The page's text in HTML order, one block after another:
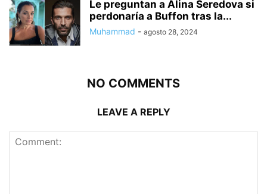
Le preguntan a Alina Seredova si
perdonaría a Buffon tras la...
Muhammad - agosto 28, 2024
NO COMMENTS
LEAVE A REPLY